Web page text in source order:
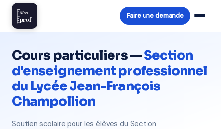
Mon
prof Faire une demande
Cours particuliers —Section
d'enseignement professionnel
du Lycée Jean-François
Champollion
Soutien scolaire pour les élèves du Section